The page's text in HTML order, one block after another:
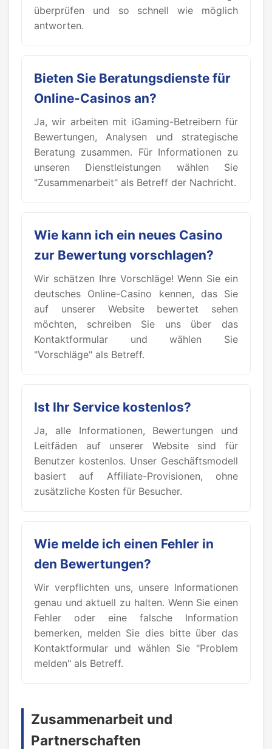
überprüfen und so schnell wie möglich
antworten.
Bieten Sie Beratungsdienste für
Online-Casinos an?
Ja, wir arbeiten mit iGaming-Betreibern für
Bewertungen, Analysen und strategische
Beratung zusammen. Für Informationen zu
unseren Dienstleistungen wählen Sie
"Zusammenarbeit" als Betreff der Nachricht.
Wie kann ich ein neues Casino
zur Bewertung vorschlagen?
Wir schätzen Ihre Vorschläge! Wenn Sie ein
deutsches Online-Casino kennen, das Sie
auf unserer Website bewertet sehen
möchten, schreiben Sie uns über das
Kontaktformular und wählen Sie
"Vorschläge" als Betreff.
Ist Ihr Service kostenlos?
Ja, alle Informationen, Bewertungen und
Leitfäden auf unserer Website sind für
Benutzer kostenlos. Unser Geschäftsmodell
basiert auf Affiliate-Provisionen, ohne
zusätzliche Kosten für Besucher.
Wie melde ich einen Fehler in
den Bewertungen?
Wir verpflichten uns, unsere Informationen
genau und aktuell zu halten. Wenn Sie einen
Fehler oder eine falsche Information
bemerken, melden Sie dies bitte über das
Kontaktformular und wählen Sie "Problem
melden" als Betreff.
Zusammenarbeit und
Partnerschaften